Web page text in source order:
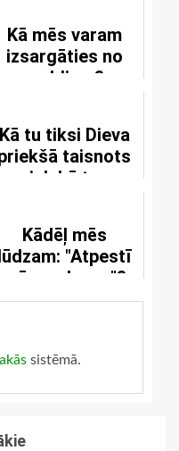
Kā mēs varam
izsargāties no
maldiem?
Kā tu tiksi Dieva
taisnots
jeb kā tu
Kādēļ mēs
"Atpestī
mūs no ļauna"?
sistēmā.